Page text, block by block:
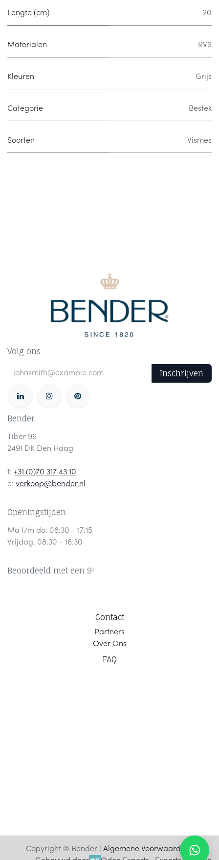
Lengte (cm) 20
Materialen RVS
Kleuren Grijs
Categorie Bestek
Soorten Vismes
Volg ons
Inschrijven
Bender
Tiber 96
2491 DK Den Haag
t: +31 (0)70 317 43 10
e: verkoop@bender.nl
Openingstijden
Ma t/m do: 08:30 - 17:15
Vrijdag: 08:30 - 16:30
Beoordeeld met een 9!
Contact
Partners
Over Ons
FAQ
Copyright © Bender | Algemene Voorwaarden